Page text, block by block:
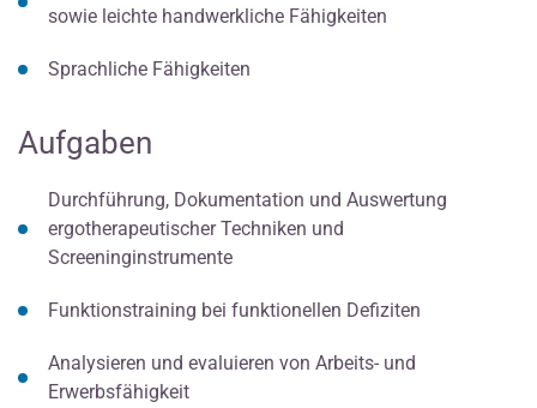
sowie leichte handwerkliche Fähigkeiten
Sprachliche Fähigkeiten
Aufgaben
Durchführung, Dokumentation und Auswertung
ergotherapeutischer Techniken und
Screeninginstrumente
Funktionstraining bei funktionellen Defiziten
Analysieren und evaluieren von Arbeits- und
Erwerbsfähigkeit